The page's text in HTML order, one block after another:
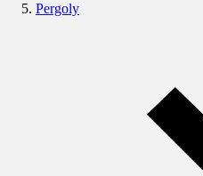
Pergoly